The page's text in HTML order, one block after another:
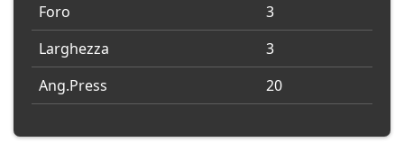
Foro
3
Larghezza
3
Ang.Press
20